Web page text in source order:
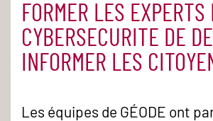
FORMER LES EXPERTS
CYBERSECURITE DE
INFORMER LES
Les équipes de GÉODE ont